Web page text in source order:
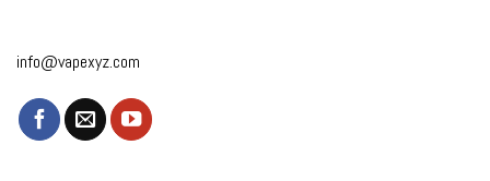
info@vapexyz.com